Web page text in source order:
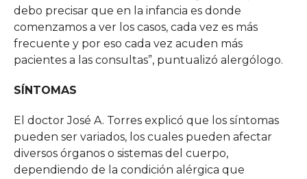
debo precisar que en la infancia es donde
comenzamos a ver los casos, cada vez es más
frecuente y por eso cada vez acuden más
pacientes a las consultas”, puntualizó alergólogo.
SÍNTOMAS
El doctor José A. Torres explicó que los síntomas
pueden ser variados, los cuales pueden afectar
diversos órganos o sistemas del cuerpo,
dependiendo de la condición alérgica que